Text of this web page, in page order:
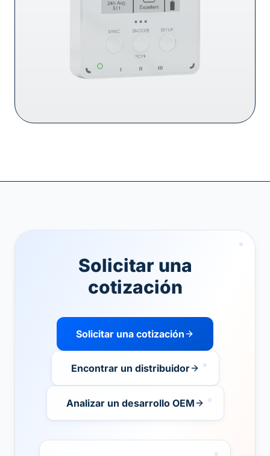
Solicitar una
cotización
Solicitar una cotización
Encontrar un distribuidor
Analizar un desarrollo OEM